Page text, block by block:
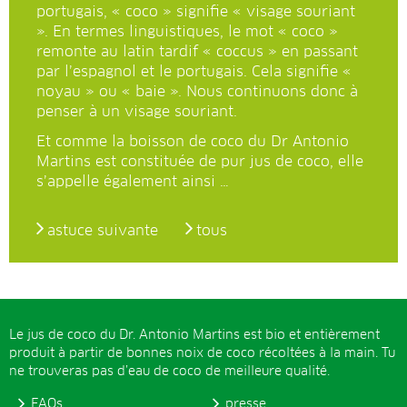
portugais, « coco » signifie « visage souriant
». En termes linguistiques, le mot « coco »
remonte au latin tardif « coccus » en passant
par l’espagnol et le portugais. Cela signifie «
noyau » ou « baie ». Nous continuons donc à
penser à un visage souriant.
Et comme la boisson de coco du Dr Antonio
Martins est constituée de pur jus de coco, elle
s’appelle également ainsi …
astuce suivante tous
Le jus de coco du Dr. Antonio Martins est bio et entièrement
produit à partir de bonnes noix de coco récoltées à la main. Tu
ne trouveras pas d’eau de coco de meilleure qualité.
FAQs presse